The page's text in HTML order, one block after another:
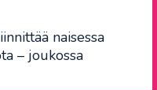
naisessa
– joukossa